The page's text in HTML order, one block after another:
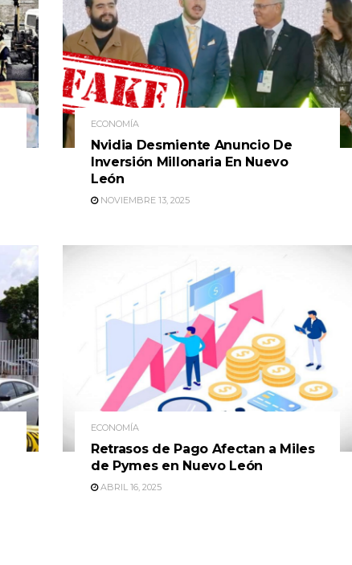
ECONOMÍA
Nvidia Desmiente Anuncio De
Inversión Millonaria En Nuevo
León
NOVIEMBRE 13, 2025
ECONOMÍA
Retrasos de Pago Afectan a Miles
de Pymes en Nuevo León
ABRIL 16, 2025